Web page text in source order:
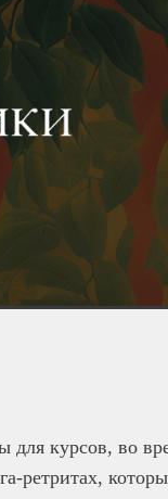
для курсов, во
ретритах,